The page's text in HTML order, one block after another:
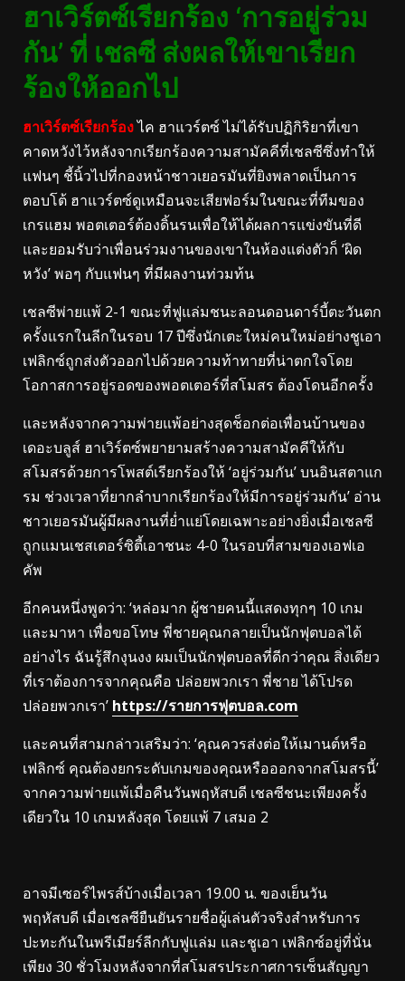
ฮาเวิร์ตซ์เรียกร้อง ‘การอยู่ร่วม
กัน’ ที่ เชลซี ส่งผลให้เขาเรียก
ร้องให้ออกไป
ฮาเวิร์ตซ์เรียกร้องไค ฮาแวร์ตซ์ ไม่ได้รับปฏิกิริยาที่เขา
คาดหวังไว้หลังจากเรียกร้องความสามัคคีที่เชลซีซึ่งทำให้
แฟนๆ ชี้นิ้วไปที่กองหน้าชาวเยอรมันที่ยิงพลาดเป็นการ
ตอบโต้ ฮาแวร์ตซ์ดูเหมือนจะเสียฟอร์มในขณะที่ทีมของ
เกรแฮม พอตเตอร์ต้องดิ้นรนเพื่อให้ได้ผลการแข่งขันที่ดี
และยอมรับว่าเพื่อนร่วมงานของเขาในห้องแต่งตัวก็ ‘ผิด
หวัง’ พอๆ กับแฟนๆ ที่มีผลงานท่วมท้น
เชลซีพ่ายแพ้ 2-1 ขณะที่ฟูแล่มชนะลอนดอนดาร์บี้ตะวันตก
ครั้งแรกในลีกในรอบ 17 ปีซึ่งนักเตะใหม่คนใหม่อย่างชูเอา
เฟลิกซ์ถูกส่งตัวออกไปด้วยความท้าทายที่น่าตกใจโดย
โอกาสการอยู่รอดของพอตเตอร์ที่สโมสร ต้องโดนอีกครั้ง
และหลังจากความพ่ายแพ้อย่างสุดช็อกต่อเพื่อนบ้านของ
เดอะบลูส์ ฮาเวิร์ตซ์พยายามสร้างความสามัคคีให้กับ
สโมสรด้วยการโพสต์เรียกร้องให้ ‘อยู่ร่วมกัน’ บนอินสตาแก
รม ช่วงเวลาที่ยากลำบากเรียกร้องให้มีการอยู่ร่วมกัน’ อ่าน
ชาวเยอรมันผู้มีผลงานที่ย่ำแย่โดยเฉพาะอย่างยิ่งเมื่อเชลซี
ถูกแมนเชสเตอร์ซิตี้เอาชนะ 4-0 ในรอบที่สามของเอฟเอ
คัพ
อีกคนหนึ่งพูดว่า: ‘หล่อมาก ผู้ชายคนนี้แสดงทุกๆ 10 เกม
และมาหา เพื่อขอโทษ พี่ชายคุณกลายเป็นนักฟุตบอลได้
อย่างไร ฉันรู้สึกงุนงง ผมเป็นนักฟุตบอลที่ดีกว่าคุณ สิ่งเดียว
ที่เราต้องการจากคุณคือ ปล่อยพวกเรา พี่ชาย ได้โปรด
ปล่อยพวกเรา’ https://รายการฟุตบอล.com
และคนที่สามกล่าวเสริมว่า: ‘คุณควรส่งต่อให้เมานต์หรือ
เฟลิกซ์ คุณต้องยกระดับเกมของคุณหรือออกจากสโมสรนี้’
จากความพ่ายแพ้เมื่อคืนวันพฤหัสบดี เชลซีชนะเพียงครั้ง
เดียวใน 10 เกมหลังสุด โดยแพ้ 7 เสมอ 2
อาจมีเซอร์ไพรส์บ้างเมื่อเวลา 19.00 น. ของเย็นวัน
พฤหัสบดี เมื่อเชลซียืนยันรายชื่อผู้เล่นตัวจริงสำหรับการ
ปะทะกันในพรีเมียร์ลีกกับฟูแล่ม และชูเอา เฟลิกซ์อยู่ที่นั่น
เพียง 30 ชั่วโมงหลังจากที่สโมสรประกาศการเซ็นสัญญา